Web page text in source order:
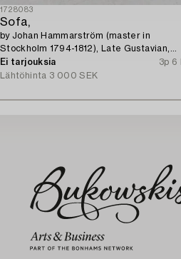
1728083
Sofa,
by Johan Hammarström (master in
Stockholm 1794-1812), Late Gustavian,
circa 1800.
Ei tarjouksia
3p 6
Lähtöhinta 3 000 SEK